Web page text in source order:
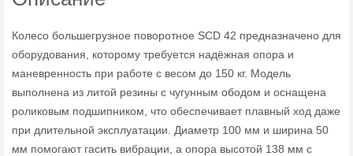
Колесо большегрузное поворотное SCD 42 предназначено для
оборудования, которому требуется надёжная опора и
маневренность при работе с весом до 150 кг. Модель
выполнена из литой резины с чугунным ободом и оснащена
роликовым подшипником, что обеспечивает плавный ход даже
при длительной эксплуатации. Диаметр 100 мм и ширина 50
мм помогают гасить вибрации, а опора высотой 138 мм с